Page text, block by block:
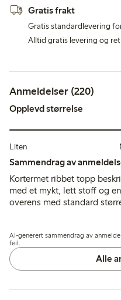
Gratis frakt
Gratis standardlevering
Alltid gratis levering og
Anmeldelser (220)
Opplevd størrelse
Liten
Sammendrag av
Kortermet ribbet topp
med et mykt, lett stoff og
overens med standard
gå opp en størrelse for en
allsidig, mens noen få
miste formen eller vise
AI-generert sammendrag av
feil.
Alle